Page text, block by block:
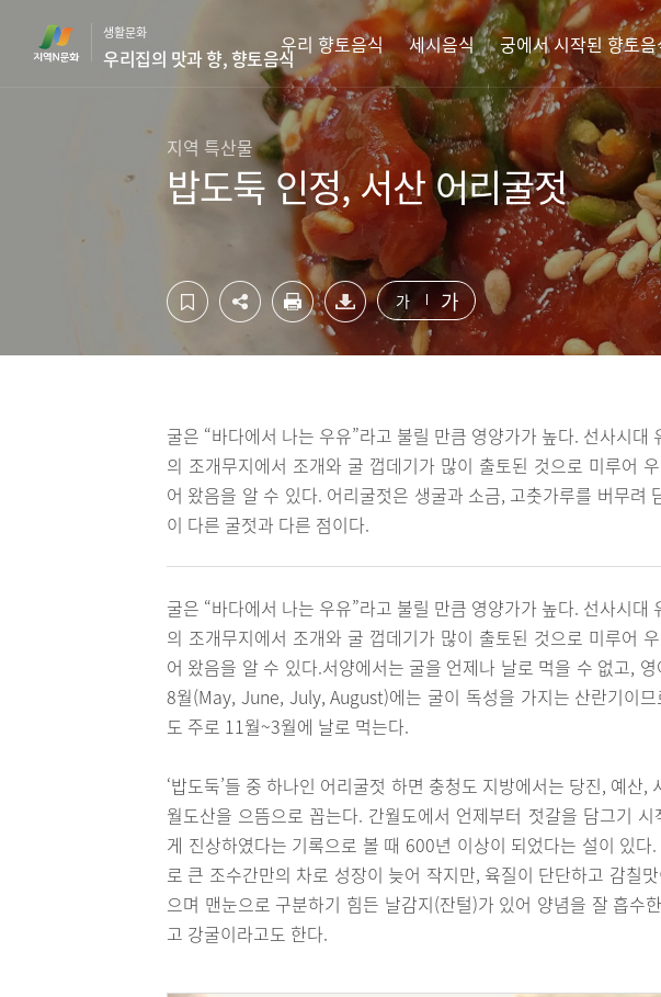
생활문화
우리집의 맛과 향, 향토음식
우리 향토음식 세시음식 궁에서 시작된 향토음
지역 특산물
밥도둑 인정, 서산 어리굴젓
가 가
굴은 “바다에서 나는 우유”라고 불릴 만큼 영양가가 높다. 선사시대
의 조개무지에서 조개와 굴 껍데기가 많이 출토된 것으로 미루어
어 왔음을 알 수 있다. 어리굴젓은 생굴과 소금, 고춧가루를 버무려
이 다른 굴젓과 다른 점이다.
굴은 “바다에서 나는 우유”라고 불릴 만큼 영양가가 높다. 선사시대
의 조개무지에서 조개와 굴 껍데기가 많이 출토된 것으로 미루어
어 왔음을 알 수 있다.서양에서는 굴을 언제나 날로 먹을 수 없고,
8월(May, June, July, August)에는 굴이 독성을 가지는 산란기이
도 주로 11월~3월에 날로 먹는다.
‘밥도둑’들 중 하나인 어리굴젓 하면 충청도 지방에서는 당진, 예산
월도산을 으뜸으로 꼽는다. 간월도에서 언제부터 젓갈을 담그기
게 진상하였다는 기록으로 볼 때 600년 이상이 되었다는 설이 있
로 큰 조수간만의 차로 성장이 늦어 작지만, 육질이 단단하고 감칠
으며 맨눈으로 구분하기 힘든 날감지(잔털)가 있어 양념을 잘 흡수
고 강굴이라고도 한다.